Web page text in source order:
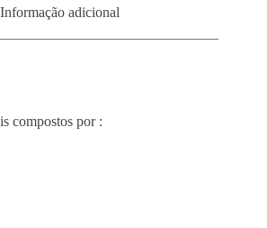
Informação adicional
compostos por :